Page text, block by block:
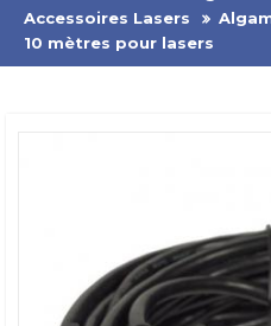
Accessoires Lasers
10 mètres pour lasers